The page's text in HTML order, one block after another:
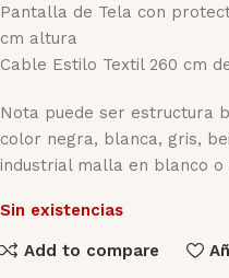
Pantalla de Tela con
cm altura
Cable Estilo Textil 260 cm
Nota puede ser estructura
color negra, blanca, gris,
industrial malla en blanco o
Sin existencias
Add to compare